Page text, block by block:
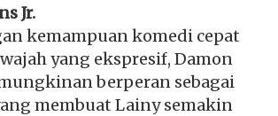
Jr.
kemampuan komedi cepat
yang ekspresif, Damon
berperan sebagai
membuat Lainy semakin